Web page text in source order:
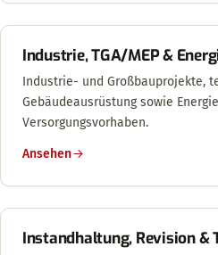
Industrie, TGA/MEP &
Industrie- und Großbauprojekte,
Gebäudeausrüstung sowie
Versorgungsvorhaben.
Ansehen
Instandhaltung, Revision &